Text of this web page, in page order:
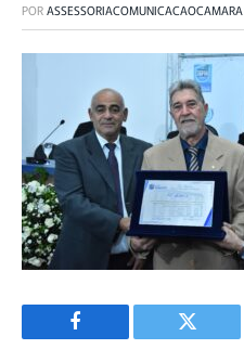
PORASSESSORIACOMUNICACAOCAMARA
Facebook Twitter